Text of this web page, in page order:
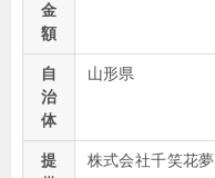
金
額
自
治
体
山形県
提
株式会社千笑花夢